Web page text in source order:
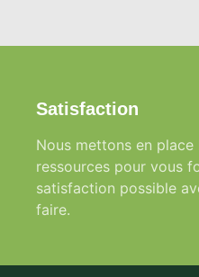
Satisfaction
Nous mettons en place
ressources pour vous
satisfaction possible
faire.